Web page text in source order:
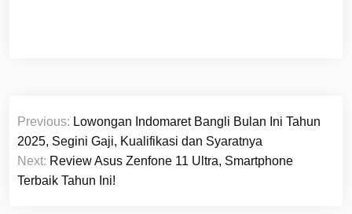
Navigasi
pos
Previous: Lowongan Indomaret Bangli Bulan Ini Tahun
2025, Segini Gaji, Kualifikasi dan Syaratnya
Next: Review Asus Zenfone 11 Ultra, Smartphone
Terbaik Tahun Ini!